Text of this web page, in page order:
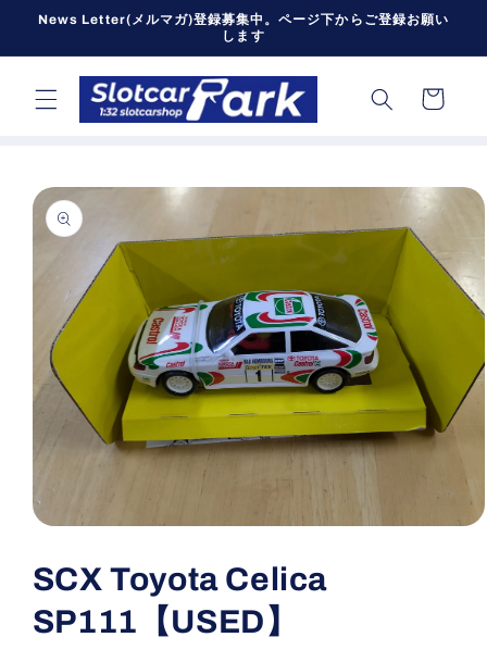
コンテン
News Letter(メルマガ)登録募集中。ページ下からご登録お願い
します
ー
商品情報
にスキッ
プ
ダ
ル
で
メ
SCX Toyota Celica
SP111【USED】